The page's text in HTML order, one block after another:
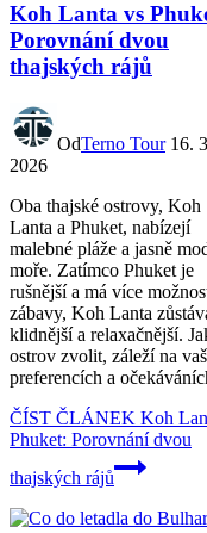
Koh Lanta vs
Porovnání dvou
thajských rájů
OdTerno Tour 16.
2026
Oba thajské ostrovy, Koh
Lanta a Phuket, nabízejí
malebné pláže a jasně
moře. Zatímco Phuket je
rušnější a má více
zábavy, Koh Lanta
klidnější a relaxačnější.
ostrov zvolit, záleží na
preferencích a
ČÍST ČLÁNEK Koh
Phuket: Porovnání dvou
thajských rájů